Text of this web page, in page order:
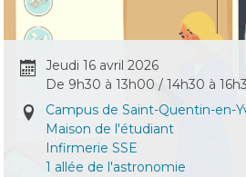
Jeudi 16 avril 2026
De 9h30 à 13h00 / 14h30 à
Campus de Saint-Quentin-en-
Maison de l'étudiant
Infirmerie SSE
1 allée de l'astronomie